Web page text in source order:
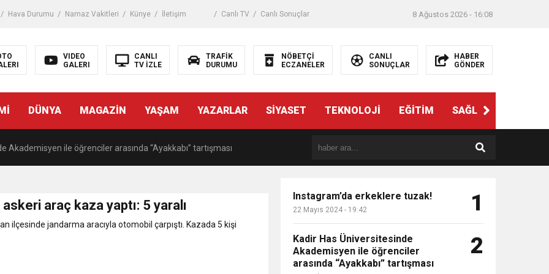
Hava Durumu Namaz Vakitleri Künye İletişim Canlı TV Canlı Sonuçlar 8 Ağustos 2026 - 16:08
VIDEO
GALERI
CANLI
TV İZLE
TRAFİK
DURUMU
NÖBETÇİ
ECZANELER
CANLI
SONUÇLAR
HABER
GÖNDER
DÜNYA MAGAZİN YAŞAM YAZARLAR SİYASET TEKNOLOJİ EĞİTİM SAĞLIK
16 kişi hayatını kaybetti
Akademisyen ile öğrenciler arasında “Ayakkabı” tartışması
gemide bilanço ağırlaşıyor
üniversiteli kıza cinsel saldırıya kalkıştı
askeri araç kaza yaptı: 5 yaralı
ilçesinde jandarma aracıyla otomobil çarpıştı. Kazada 5 kişi
Instagram’da erkeklere tuzak!
22 Mayıs 2024 - 19:42 1
Kadir Has Üniversitesinde
Akademisyen ile öğrenciler
arasında “Ayakkabı” tartışması
2